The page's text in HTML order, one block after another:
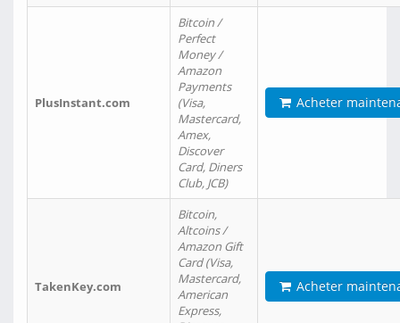
PlusInstant.com
Bitcoin /
Perfect
Money /
Amazon
Payments
(Visa,
Mastercard,
Amex,
Discover
Card, Diners
Club, JCB)
Acheter
TakenKey.com
Bitcoin,
Altcoins /
Amazon Gift
Card (Visa,
Mastercard,
American
Express,
Acheter